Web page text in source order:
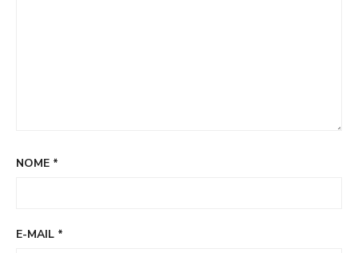
NOME *
E-MAIL *